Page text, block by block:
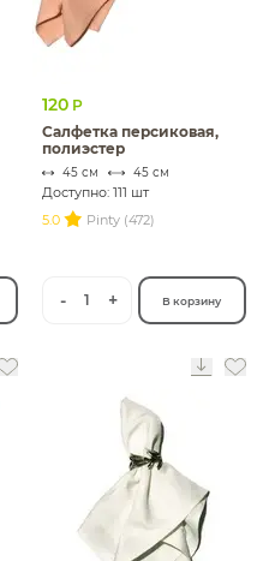
120 Р
Салфетка персиковая,
полиэстер
45 см 45 см
Доступно: 111 шт
5.0
Pinty (472)
- 1 + В корзину